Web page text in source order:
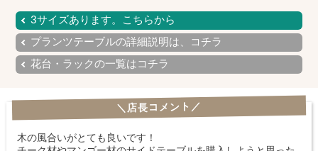
3サイズあります。こちらから
プランツテーブルの詳細説明は、コチラ
花台・ラックの一覧はコチラ
＼店長コメント／
木の風合いがとても良いです！